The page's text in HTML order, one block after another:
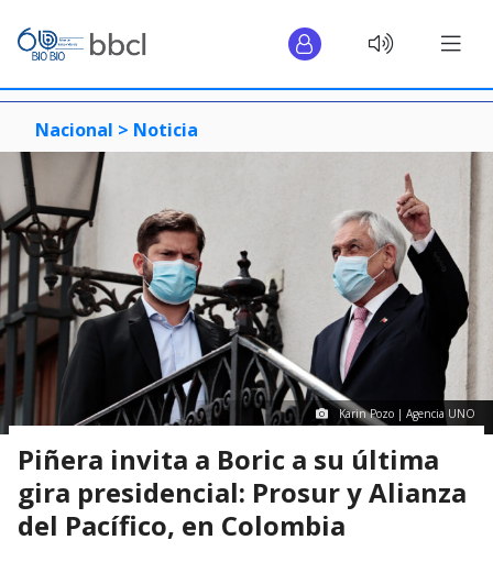
Nacional > Noticia
Karin Pozo | Agencia UNO
Piñera invita a Boric a su última
gira presidencial: Prosur y Alianza
del Pacífico, en Colombia